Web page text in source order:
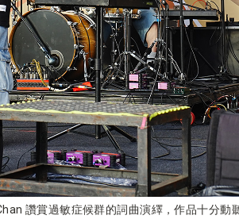
讚賞過敏症候群的詞曲演繹，作品十分動